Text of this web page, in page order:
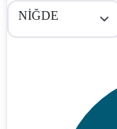
NİĞDE